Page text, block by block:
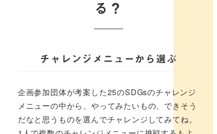
る？
チャレンジメニューから選ぶ
企画参加団体が考案した25のSDGsのチャレンジ
メニューの中から、やってみたいもの、できそう
だなと思うものを選んでチャレンジしてみてね。